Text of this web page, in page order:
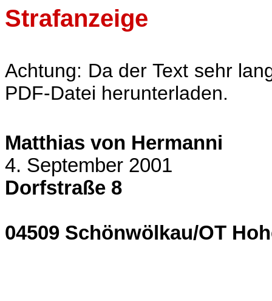
Strafanzeige
Achtung: Da der Text sehr
PDF-Datei herunterladen.
Matthias von Hermanni
4. September 2001
Dorfstraße 8
04509 Schönwölkau/OT